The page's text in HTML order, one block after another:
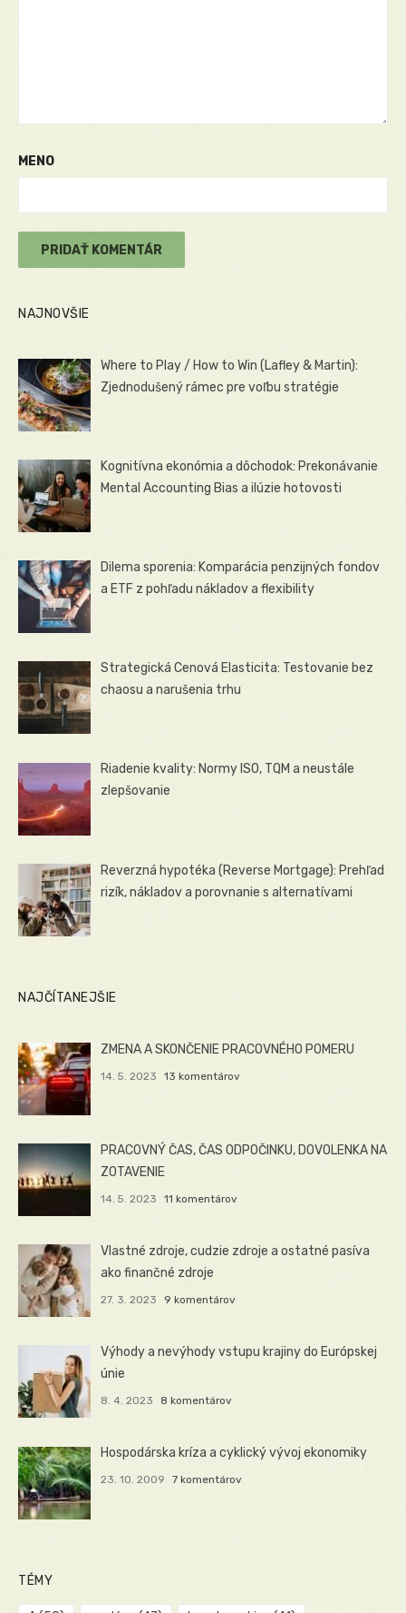
MENO
NAJNOVŠIE
Where to Play / How to Win (Lafley & Martin):
Zjednodušený rámec pre voľbu stratégie
Kognitívna ekonómia a dôchodok: Prekonávanie
Mental Accounting Bias a ilúzie hotovosti
Dilema sporenia: Komparácia penzijných fondov
a ETF z pohľadu nákladov a flexibility
Strategická Cenová Elasticita: Testovanie bez
chaosu a narušenia trhu
Riadenie kvality: Normy ISO, TQM a neustále
zlepšovanie
Reverzná hypotéka (Reverse Mortgage): Prehľad
rizík, nákladov a porovnanie s alternatívami
NAJČÍTANEJŠIE
ZMENA A SKONČENIE PRACOVNÉHO POMERU
14. 5. 2023 13 komentárov
PRACOVNÝ ČAS, ČAS ODPOČINKU, DOVOLENKA NA
ZOTAVENIE
14. 5. 2023 11 komentárov
Vlastné zdroje, cudzie zdroje a ostatné pasíva
ako finančné zdroje
27. 3. 2023 9 komentárov
Výhody a nevýhody vstupu krajiny do Európskej
únie
8. 4. 2023 8 komentárov
Hospodárska kríza a cyklický vývoj ekonomiky
23. 10. 2009 7 komentárov
TÉMY